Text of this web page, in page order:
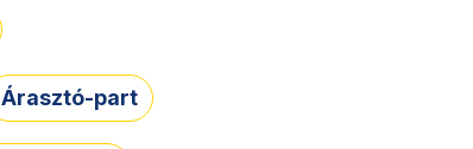
Árasztó-part